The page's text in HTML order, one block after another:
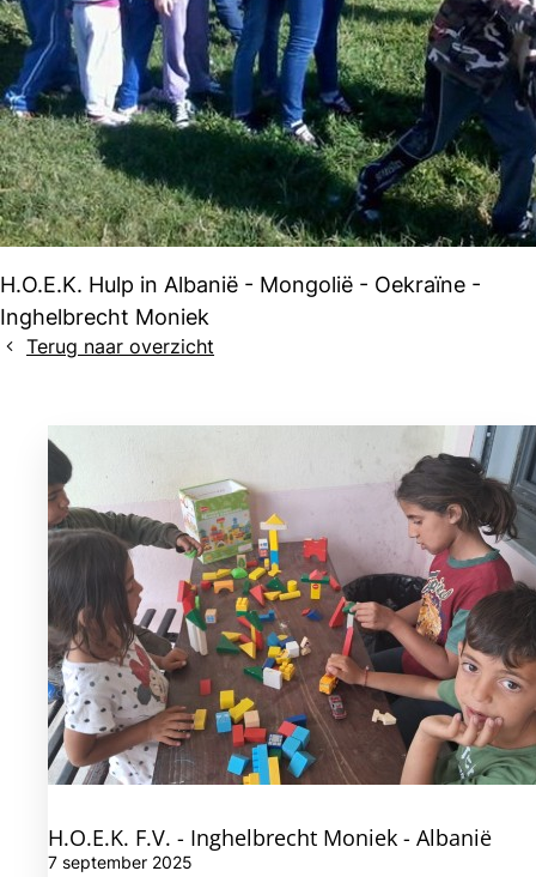
H.O.E.K. Hulp in Albanië - Mongolië - Oekraïne -
Inghelbrecht Moniek
Terug naar overzicht
H.O.E.K. F.V. - Inghelbrecht Moniek - Albanië
7 september 2025